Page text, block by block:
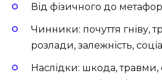
Від фізичного до
Чинники: почуття гніву,
розлади, залежність,
Наслідки: шкода, травми,